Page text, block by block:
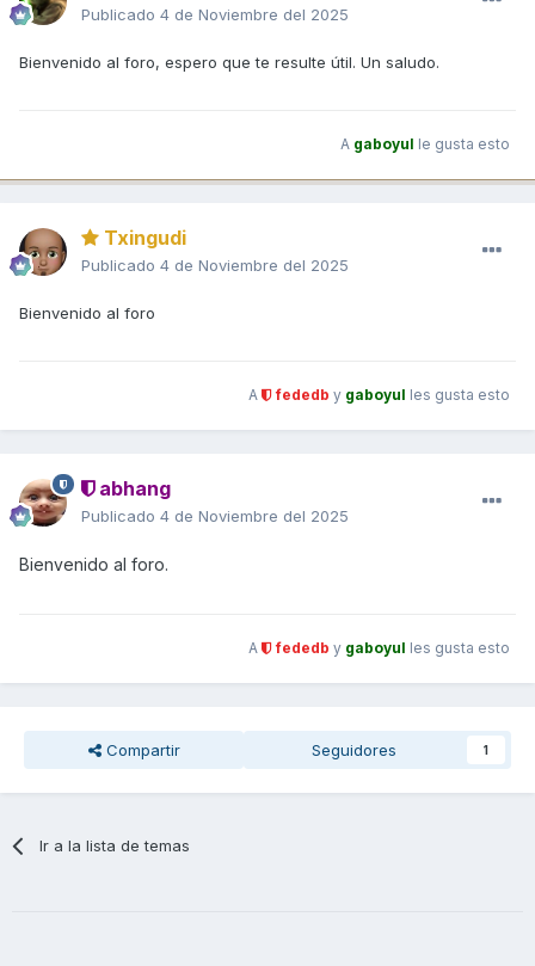
Publicado 4 de Noviembre del 2025
Bienvenido al foro, espero que te resulte útil. Un saludo.
A gaboyul le gusta esto
Txingudi
Publicado 4 de Noviembre del 2025
Bienvenido al foro
A fededb y gaboyul les gusta esto
abhang
Publicado 4 de Noviembre del 2025
Bienvenido al foro.
A fededb y gaboyul les gusta esto
Compartir Seguidores 1
Ir a la lista de temas